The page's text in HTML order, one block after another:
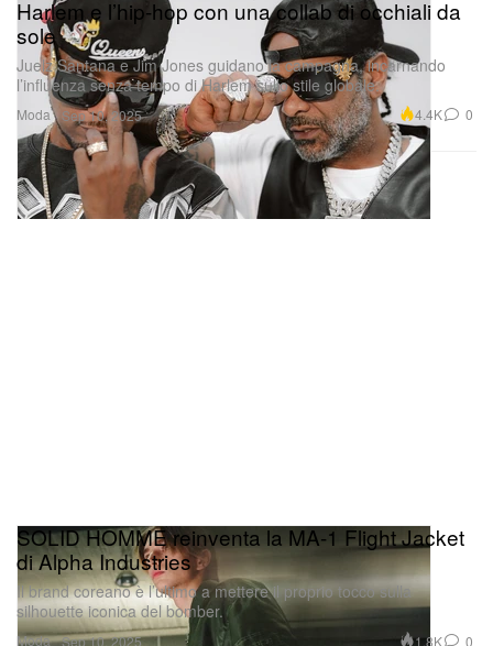
Moda
Harlem e l’hip-hop con una collab di occhiali da
sole
Juelz Santana e Jim Jones guidano la campagna, incarnando
l’influenza senza tempo di Harlem sullo stile globale.
Sep 10, 2025 4.4K 0
Moda
di Alpha Industries
Il brand coreano è l’ultimo a mettere il proprio tocco sulla
silhouette iconica del bomber.
Sep 10, 2025 1.8K